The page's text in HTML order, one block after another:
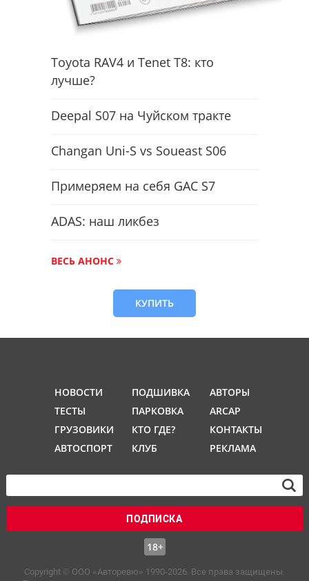
Toyota RAV4 и Tenet T8: кто
лучше?
Deepal S07 на Чуйском тракте
Changan Uni-S vs Soueast S06
Примеряем на себя GAC S7
ADAS: наш ликбез
ВЕСЬ АНОНС
КУПИТЬ
НОВОСТИ
ТЕСТЫ
ГРУЗОВИКИ
АВТОСПОРТ
ПОДШИВКА
ПАРКОВКА
КТО ГДЕ?
КЛУБ
АВТОРЫ
ARCAP
КОНТАКТЫ
РЕКЛАМА
ПОДПИСКА
18+
Copyright © OOO «Авторевю» 1990-2026. Все права защищены.